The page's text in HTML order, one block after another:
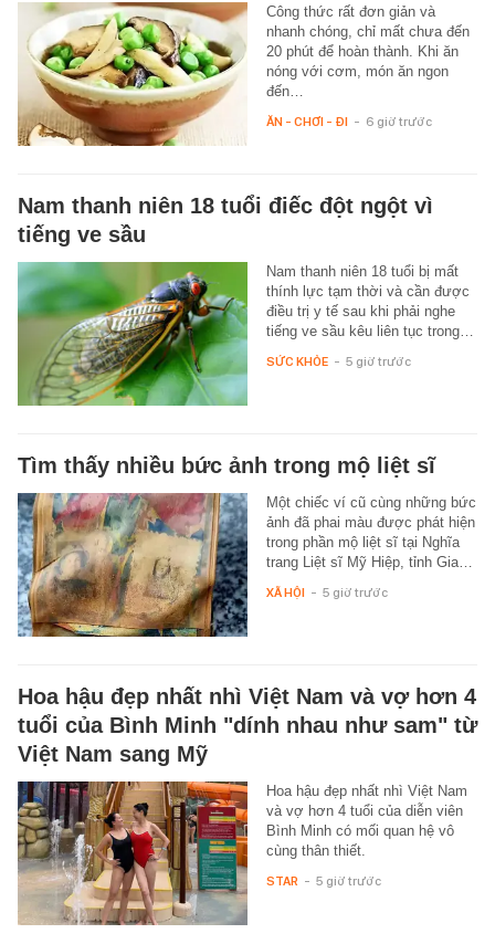
Công thức rất đơn giản và
nhanh chóng, chỉ mất chưa đến
20 phút để hoàn thành. Khi ăn
nóng với cơm, món ăn ngon
đến…
ĂN - CHƠI - ĐI - 6 giờ trước
Nam thanh niên 18 tuổi điếc đột ngột vì
tiếng ve sầu
Nam thanh niên 18 tuổi bị mất
thính lực tạm thời và cần được
điều trị y tế sau khi phải nghe
tiếng ve sầu kêu liên tục trong…
SỨC KHỎE - 5 giờ trước
Tìm thấy nhiều bức ảnh trong mộ liệt sĩ
Một chiếc ví cũ cùng những bức
ảnh đã phai màu được phát hiện
trong phần mộ liệt sĩ tại Nghĩa
trang Liệt sĩ Mỹ Hiệp, tỉnh Gia…
XÃ HỘI - 5 giờ trước
Hoa hậu đẹp nhất nhì Việt Nam và vợ hơn 4
tuổi của Bình Minh "dính nhau như sam" từ
Việt Nam sang Mỹ
Hoa hậu đẹp nhất nhì Việt Nam
và vợ hơn 4 tuổi của diễn viên
Bình Minh có mối quan hệ vô
cùng thân thiết.
STAR - 5 giờ trước